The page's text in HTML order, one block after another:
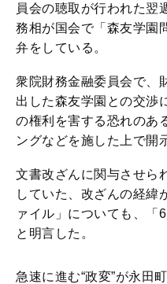
員会の聴取が行われた翌
務相が国会で「森友学園
弁をしている。
衆院財務金融委員会で、
出した森友学園との交渉
の権利を害する恐れのあ
ングなどを施した上で開
文書改ざんに関与させら
していた、改ざんの経緯
ァイル」についても、「
と明言した。
急速に進む“政変”が永田